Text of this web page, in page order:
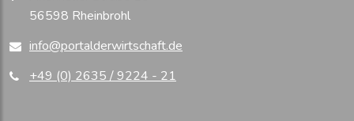
56598 Rheinbrohl
info@portalderwirtschaft.de
+49 (0) 2635 / 9224 - 21